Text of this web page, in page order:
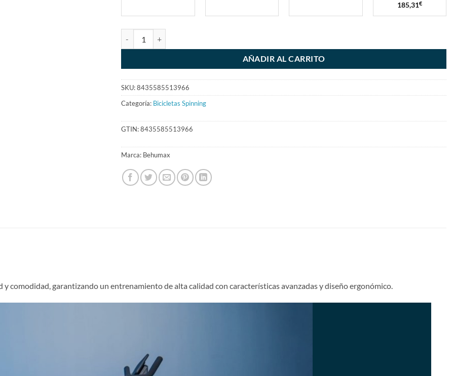
185,31€
AÑADIR AL CARRITO
SKU:8435585513966
Categoría: Bicicletas Spinning
GTIN:8435585513966
Marca: Behumax
comodidad, garantizando un entrenamiento de alta calidad con características avanzadas y diseño ergonómico.